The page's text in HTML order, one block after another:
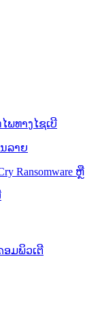
ພທາງໄຊເບີ
ລາຍ
Ransomware ຫຼື
ອມພິວເຕີ